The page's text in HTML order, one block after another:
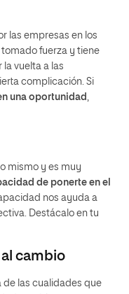
las empresas en los
fuerza y tiene
vuelta a las
complicación. Si
una oportunidad
mismo y es muy
de ponerte en el
nos ayuda a
Destácalo en tu
cambio
de las cualidades que